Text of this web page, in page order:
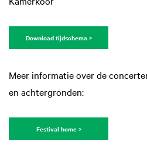
Download tijdschema >
Meer informatie over de
en achtergronden:
Festival home >